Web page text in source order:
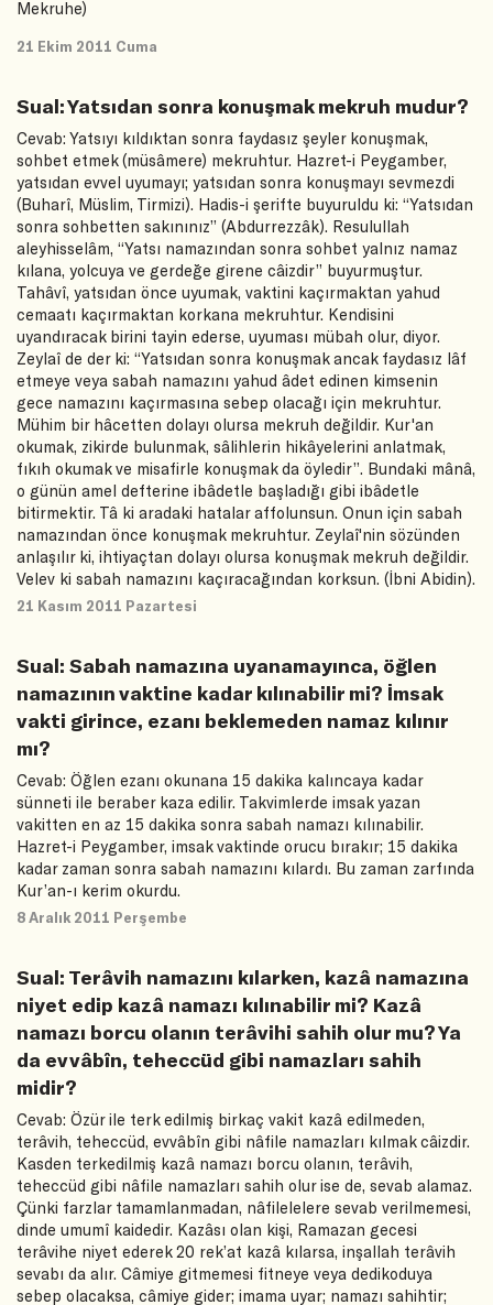
Mekruhe)
21 Ekim 2011 Cuma
Sual: Yatsıdan sonra konuşmak mekruh mudur?
Cevab: Yatsıyı kıldıktan sonra faydasız şeyler konuşmak,
sohbet etmek (müsâmere) mekruhtur. Hazret-i Peygamber,
yatsıdan evvel uyumayı; yatsıdan sonra konuşmayı sevmezdi
(Buharî, Müslim, Tirmizi). Hadis-i şerifte buyuruldu ki: “Yatsıdan
sonra sohbetten sakınınız” (Abdurrezzâk). Resulullah
aleyhisselâm, “Yatsı namazından sonra sohbet yalnız namaz
kılana, yolcuya ve gerdeğe girene câizdir” buyurmuştur.
Tahâvî, yatsıdan önce uyumak, vaktini kaçırmaktan yahud
cemaatı kaçırmaktan korkana mekruhtur. Kendisini
uyandıracak birini tayin ederse, uyuması mübah olur, diyor.
Zeylaî de der ki: “Yatsıdan sonra konuşmak ancak faydasız lâf
etmeye veya sabah namazını yahud âdet edinen kimsenin
gece namazını kaçırmasına sebep olacağı için mekruhtur.
Mühim bir hâcetten dolayı olursa mekruh değildir. Kur'an
okumak, zikirde bulunmak, sâlihlerin hikâyelerini anlatmak,
fıkıh okumak ve misafirle konuşmak da öyledir”. Bundaki mânâ,
o günün amel defterine ibâdetle başladığı gibi ibâdetle
bitirmektir. Tâ ki aradaki hatalar affolunsun. Onun için sabah
namazından önce konuşmak mekruhtur. Zeylaî'nin sözünden
anlaşılır ki, ihtiyaçtan dolayı olursa konuşmak mekruh değildir.
Velev ki sabah namazını kaçıracağından korksun. (İbni Abidin).
21 Kasım 2011 Pazartesi
Sual: Sabah namazına uyanamayınca, öğlen
namazının vaktine kadar kılınabilir mi? İmsak
vakti girince, ezanı beklemeden namaz kılınır
mı?
Cevab: Öğlen ezanı okunana 15 dakika kalıncaya kadar
sünneti ile beraber kaza edilir. Takvimlerde imsak yazan
vakitten en az 15 dakika sonra sabah namazı kılınabilir.
Hazret-i Peygamber, imsak vaktinde orucu bırakır; 15 dakika
kadar zaman sonra sabah namazını kılardı. Bu zaman zarfında
Kur’an-ı kerim okurdu.
8 Aralık 2011 Perşembe
Sual: Terâvih namazını kılarken, kazâ namazına
niyet edip kazâ namazı kılınabilir mi? Kazâ
namazı borcu olanın terâvihi sahih olur mu? Ya
da evvâbîn, teheccüd gibi namazları sahih
midir?
Cevab: Özür ile terk edilmiş birkaç vakit kazâ edilmeden,
terâvih, teheccüd, evvâbîn gibi nâfile namazları kılmak câizdir.
Kasden terkedilmiş kazâ namazı borcu olanın, terâvih,
teheccüd gibi nâfile namazları sahih olur ise de, sevab alamaz.
Çünki farzlar tamamlanmadan, nâfilelelere sevab verilmemesi,
dinde umumî kaidedir. Kazâsı olan kişi, Ramazan gecesi
terâvihe niyet ederek 20 rek’at kazâ kılarsa, inşallah terâvih
sevabı da alır. Câmiye gitmemesi fitneye veya dedikoduya
sebep olacaksa, câmiye gider; imama uyar; namazı sahihtir;